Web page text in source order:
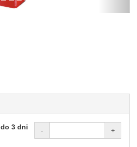
do 3 dni - +